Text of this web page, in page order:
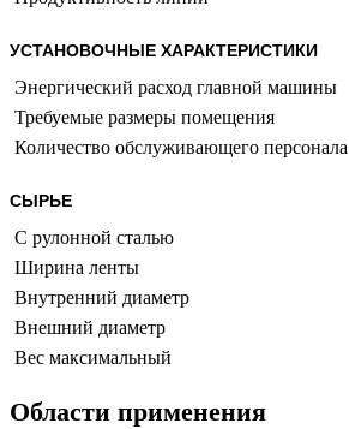
УСТАНОВОЧНЫЕ ХАРАКТЕРИСТИКИ
Энергический расход главной машины
Требуемые размеры помещения
Количество обслуживающего персонала
СЫРЬЕ
С рулонной сталью
Ширина ленты
Внутренний диаметр
Внешний диаметр
Вес максимальный
Области применения